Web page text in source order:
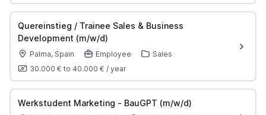
Quereinstieg / Trainee Sales & Business
Development (m/w/d)
Palma, Spain Employee
Sales
30.000 € to 40.000 € / year
Werkstudent Marketing - BauGPT (m/w/d)